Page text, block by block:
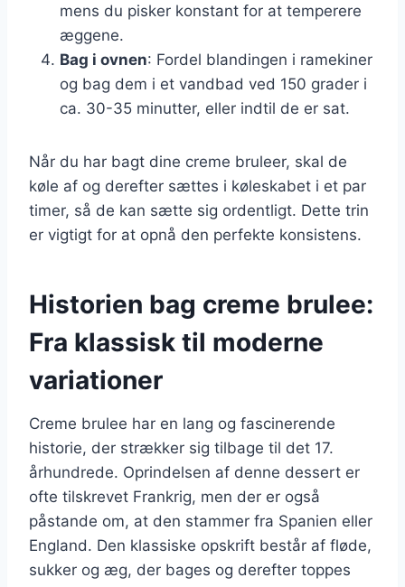
mens du pisker konstant for at temperere
æggene.
Bag i ovnen: Fordel blandingen i ramekiner
og bag dem i et vandbad ved 150 grader i
ca. 30-35 minutter, eller indtil de er sat.
Når du har bagt dine creme bruleer, skal de
køle af og derefter sættes i køleskabet i et par
timer, så de kan sætte sig ordentligt. Dette trin
er vigtigt for at opnå den perfekte konsistens.
Historien bag creme brulee:
Fra klassisk til moderne
variationer
Creme brulee har en lang og fascinerende
historie, der strækker sig tilbage til det 17.
århundrede. Oprindelsen af denne dessert er
ofte tilskrevet Frankrig, men der er også
påstande om, at den stammer fra Spanien eller
England. Den klassiske opskrift består af fløde,
sukker og æg, der bages og derefter toppes